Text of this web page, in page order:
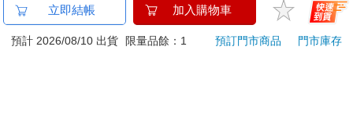
金石堂及銀行均不會請您操作ATM! 如接獲電話要求您前往
ATM提款機，請不要聽從指示，以免受騙上當！
立即結帳 加入購物車
預計 2026/08/10 出貨 限量品餘：1 預訂門市商品 門市庫存